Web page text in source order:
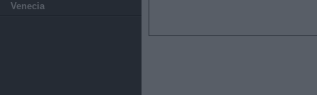
Venecia